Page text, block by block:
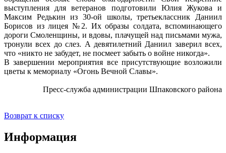
выступления для ветеранов подготовили Юлия Жукова и
Максим Редькин из 30-ой школы, третьеклассник Даниил
Борисов из лицея №2. Их образы солдата, вспоминающего
дороги Смоленщины, и вдовы, плачущей над письмами мужа,
тронули всех до слез. А девятилетний Даниил заверил всех,
что «никто не забудет, не посмеет забыть о войне никогда».
В завершении мероприятия все присутствующие возложили
цветы к мемориалу «Огонь Вечной Славы».
Пресс-служба администрации Шпаковского района
Возврат к списку
Информация